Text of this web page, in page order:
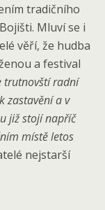
tradičního
Mluví se i
věří, že hudba
a festival
trutnovští radní
zastavění a v
již stojí napříč
místě letos
nejstarší